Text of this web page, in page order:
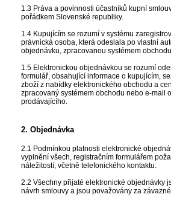
1.3 Práva a povinnosti účastníků kupní
pořádkem Slovenské republiky.
1.4 Kupujícím se rozumí v systému
právnická osoba, která odeslala po vlastní
objednávku, zpracovanou systémem obchodu.
1.5 Elektronickou objednávkou se rozumí
formulář, obsahující informace o kupujícím,
zboží z nabídky elektronického obchodu a
zpracovaný systémem obchodu nebo e-mail
prodávajícího.
2. Objednávka
2.1 Podmínkou platnosti elektronické
vyplnění všech, registračním formulářem
náležitostí, včetně telefonického kontaktu.
2.2 Všechny přijaté elektronické objednávky
návrh smlouvy a jsou považovány za